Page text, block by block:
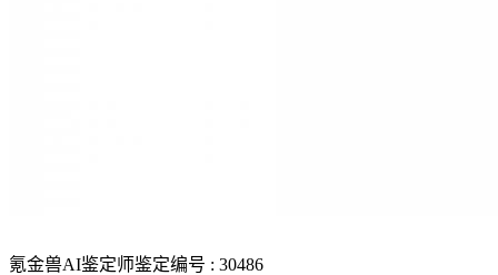
氪金兽AI鉴定师鉴定编号 : 30486